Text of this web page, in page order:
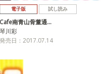
電子版 試し読み
Cafe南青山骨董通…
琴川彩
発売日：2017.07.14